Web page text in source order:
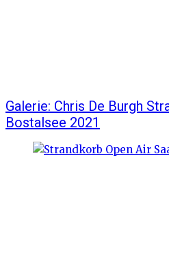
Galerie: Chris De Burgh
Bostalsee 2021